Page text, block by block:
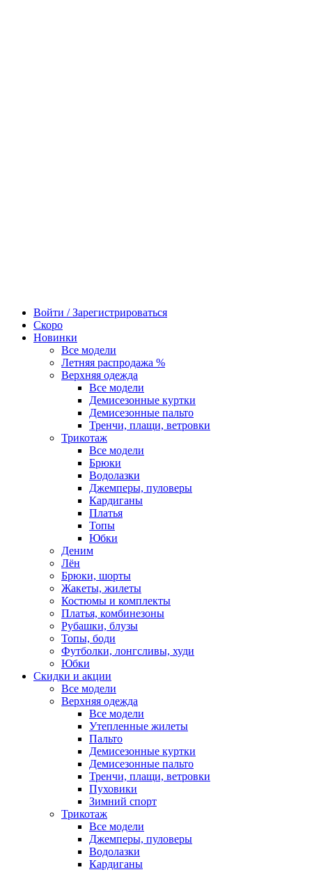
Войти / Зарегистрироваться
Скоро
Новинки
Все модели
Летняя распродажа %
Верхняя одежда
Все модели
Демисезонные куртки
Демисезонные пальто
Тренчи, плащи, ветровки
Трикотаж
Все модели
Брюки
Водолазки
Джемперы, пуловеры
Кардиганы
Платья
Топы
Юбки
Деним
Лён
Брюки, шорты
Жакеты, жилеты
Костюмы и комплекты
Платья, комбинезоны
Рубашки, блузы
Топы, боди
Футболки, лонгсливы, худи
Юбки
Скидки и акции
Все модели
Верхняя одежда
Все модели
Утепленные жилеты
Пальто
Демисезонные куртки
Демисезонные пальто
Тренчи, плащи, ветровки
Пуховики
Зимний спорт
Трикотаж
Все модели
Джемперы, пуловеры
Водолазки
Кардиганы